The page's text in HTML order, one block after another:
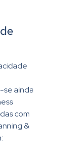
se ainda
com
&